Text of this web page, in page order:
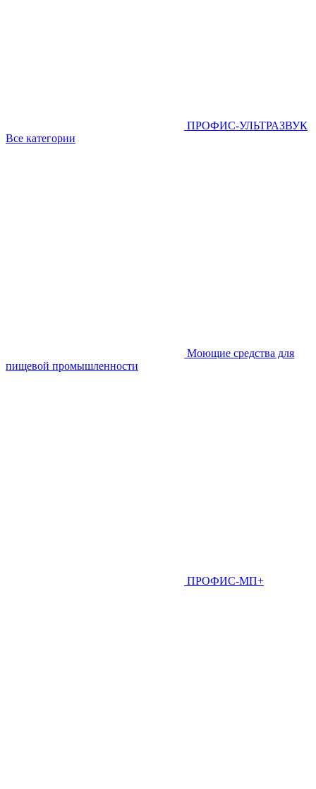
ПРОФИС-УЛЬТРАЗВУК
Все категории
Моющие средства для
пищевой промышленности
ПРОФИС-МП+